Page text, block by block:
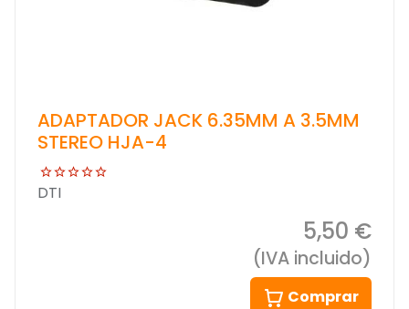
ADAPTADOR JACK 6.35MM A 3.5MM
STEREO HJA-4
DTI
5,50 €
(IVA incluido)
Comprar